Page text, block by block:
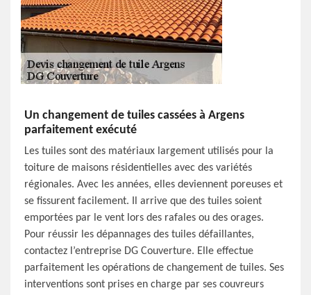
Un changement de tuiles cassées à Argens
parfaitement exécuté
Les tuiles sont des matériaux largement utilisés pour la
toiture de maisons résidentielles avec des variétés
régionales. Avec les années, elles deviennent poreuses et
se fissurent facilement. Il arrive que des tuiles soient
emportées par le vent lors des rafales ou des orages.
Pour réussir les dépannages des tuiles défaillantes,
contactez l’entreprise DG Couverture. Elle effectue
parfaitement les opérations de changement de tuiles. Ses
interventions sont prises en charge par ses couvreurs